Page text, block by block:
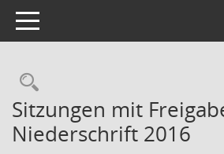
Toggle navigation
Rechercheauswahl
Sitzungen mit
Niederschrift 2016